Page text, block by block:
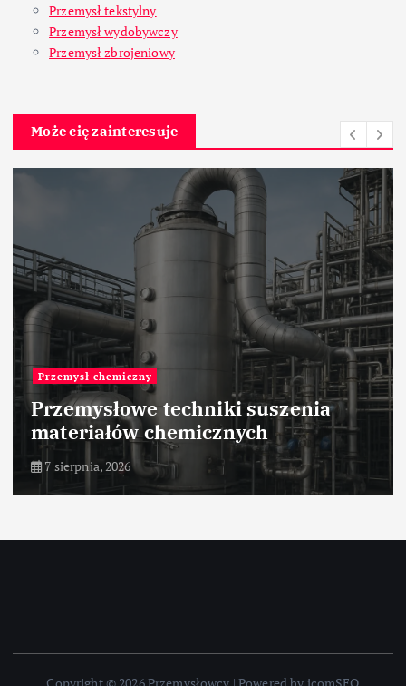
Przemysł tekstylny
Przemysł wydobywczy
Przemysł zbrojeniowy
Może cię zainteresuje
Przemysł chemiczny
Przemysłowe techniki suszenia
materiałów chemicznych
7 sierpnia, 2026